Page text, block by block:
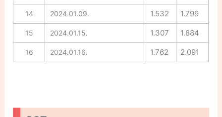
14 2024.01.09. 1.532 1.799
15 2024.01.15. 1.307 1.884
16 2024.01.16. 1.762 2.091